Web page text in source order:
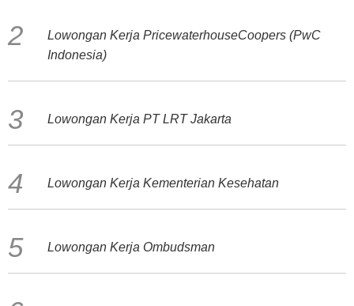
Lowongan Kerja PricewaterhouseCoopers (PwC
Indonesia)
Lowongan Kerja PT LRT Jakarta
Lowongan Kerja Kementerian Kesehatan
Lowongan Kerja Ombudsman